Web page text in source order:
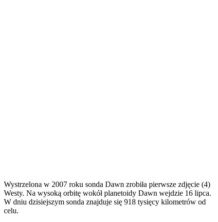
Wystrzelona w 2007 roku sonda Dawn zrobiła pierwsze zdjęcie (4)
Westy. Na wysoką orbitę wokół planetoidy Dawn wejdzie 16 lipca.
W dniu dzisiejszym sonda znajduje się 918 tysięcy kilometrów od
celu.